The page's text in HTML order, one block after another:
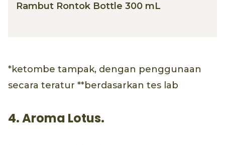
Rambut Rontok Bottle 300 mL
*ketombe tampak, dengan penggunaan
secara teratur **berdasarkan tes lab
4. Aroma Lotus.